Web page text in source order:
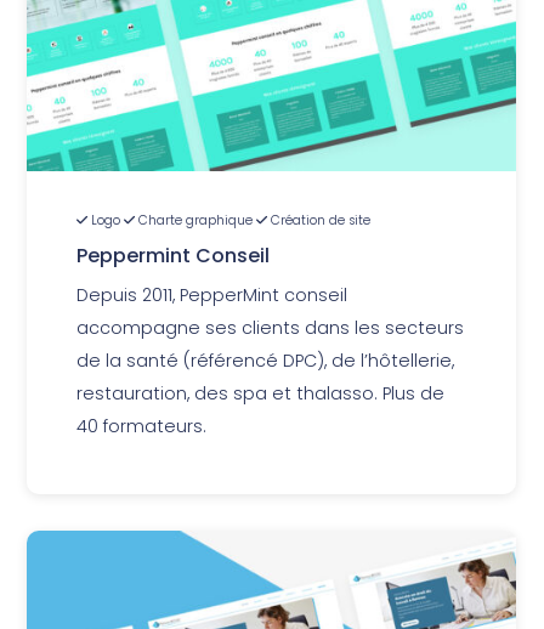
Logo Charte graphique Création de site
Peppermint Conseil
Depuis 2011, PepperMint conseil
accompagne ses clients dans les secteurs
de la santé (référencé DPC), de l’hôtellerie,
restauration, des spa et thalasso. Plus de
40 formateurs.